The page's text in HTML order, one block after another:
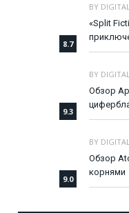
8.7
BY
«Split
9.3
BY
Обзор
9.0
BY
Обзор
корнями